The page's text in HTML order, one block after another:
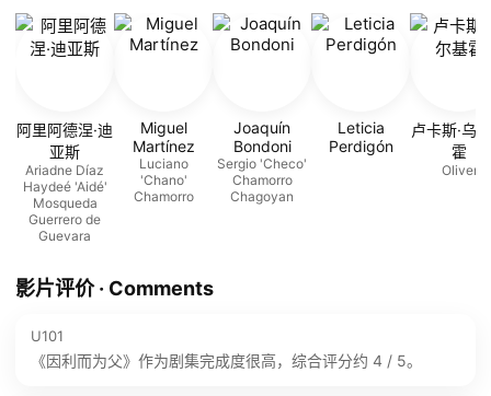
阿里阿德涅·迪
亚斯
Ariadne Díaz
Haydeé 'Aidé'
Mosqueda
Guerrero de
Guevara
Miguel
Martínez
Luciano
'Chano'
Chamorro
Joaquín
Bondoni
Sergio 'Checo'
Chamorro
Chagoyan
Leticia
Perdigón
卢卡斯·乌
霍
Oliver
影片评价 · Comments
U101
《因利而为父》作为剧集完成度很高，综合评分约 4 / 5。